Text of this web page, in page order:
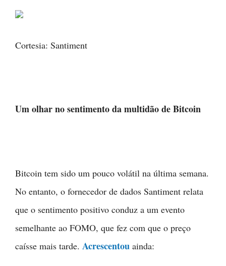
Cortesia: Santiment
Um olhar no sentimento da multidão de Bitcoin
Bitcoin tem sido um pouco volátil na última semana.
No entanto, o fornecedor de dados Santiment relata
que o sentimento positivo conduz a um evento
semelhante ao FOMO, que fez com que o preço
caísse mais tarde. Acrescentou ainda: